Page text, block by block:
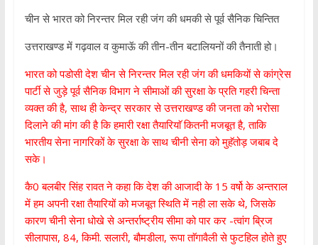
चीन से भारत को निरन्तर मिल रही जंग की धमकी से पूर्व सैनिक चिन्तित
उत्तराखण्ड में गढ़वाल व कुमाऊॅ की तीन-तीन बटालियनों की तैनाती हो।
भारत को पडोसी देश चीन से निरन्तर मिल रही जंग की धमकियों से कांग्रेस
पार्टी से जुड़े पूर्व सैनिक विभाग ने सीमाओं की सुरक्षा के प्रति गहरी चिन्ता
व्यक्त की है, साथ ही केन्द्र सरकार से उत्तराखण्ड की जनता को भरोसा
दिलाने की मांग की है कि हमारी रक्षा तैयारियाॅ कितनी मजबूत है, ताकि
भारतीय सेना नागरिकों के सुरक्षा के साथ चीनी सेना को मुहॅतोड़ जबाब दे
सके।
कै0 बलबीर सिंह रावत ने कहा कि देश की आजादी के 15 वर्षो के अन्तराल
में हम अपनी रक्षा तैयारियों को मजबूत स्थिति में नही ला सके थे, जिसके
कारण चीनी सेना धोखे से अन्तर्राष्ट्रीय सीमा को पार कर -त्वांग ब्रिज
सीलापास, 84, किमी. सलारी, बौमडीला, रूपा ताॅगावैली से फुटहिल होते हुए